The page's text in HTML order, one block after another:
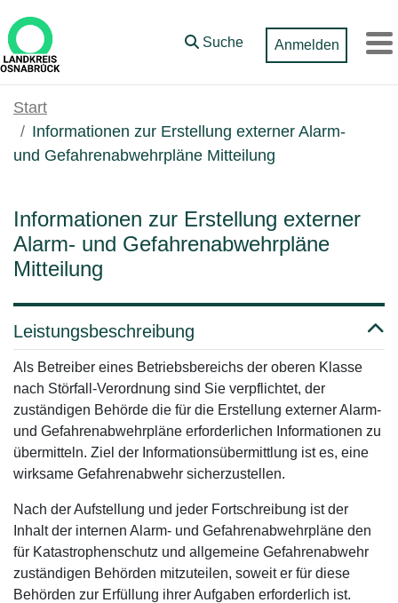
Zum Hauptinhalt springen
Suche Anmelden
Start
Informationen zur Erstellung externer Alarm-
und Gefahrenabwehrpläne Mitteilung
Informationen zur Erstellung externer
Alarm- und Gefahrenabwehrpläne
Mitteilung
Leistungsbeschreibung
Als Betreiber eines Betriebsbereichs der oberen Klasse
nach Störfall-Verordnung sind Sie verpflichtet, der
zuständigen Behörde die für die Erstellung externer Alarm-
und Gefahrenabwehrpläne erforderlichen Informationen zu
übermitteln. Ziel der Informationsübermittlung ist es, eine
wirksame Gefahrenabwehr sicherzustellen.
Nach der Aufstellung und jeder Fortschreibung ist der
Inhalt der internen Alarm- und Gefahrenabwehrpläne den
für Katastrophenschutz und allgemeine Gefahrenabwehr
zuständigen Behörden mitzuteilen, soweit er für diese
Behörden zur Erfüllung ihrer Aufgaben erforderlich ist.